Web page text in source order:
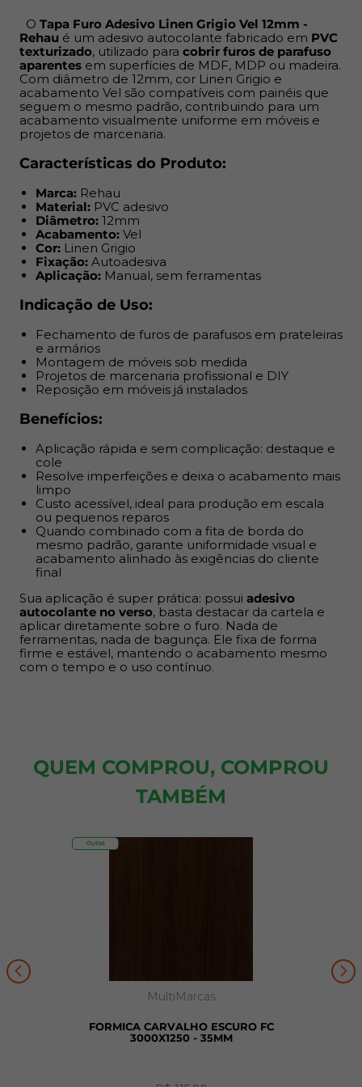
Fechamento de furos de parafusos em prateleiras e
armários
Montagem de móveis sob medida
Projetos de marcenaria profissional e DIY
Reposição em móveis já instalados
Resolve imperfeições e deixa o acabamento mais
limpo
Custo acessível, ideal para produção em escala ou
pequenos reparos
Quando combinado com a fita de borda do mesmo
alinhado às exigências do cliente final
Sua aplicação é super prática: possuiadesivo
autocolante no verso , basta destacar da cartela e
aplicar diretamente sobre o furo. Nada de ferramentas,
nada de bagunça. Ele fixa de forma firme e estável,
mantendo o acabamento mesmo com o tempo e o uso
contínuo.
O Tapa Furo Adesivo Linen Grigio Vel 12mm -
Rehau é um adesivo autocolante fabricado em PVC
texturizado, utilizado para cobrir furos de parafuso
aparentes em superfícies de MDF, MDP ou madeira.
Com diâmetro de 12mm, cor Linen Grigio e
acabamento Vel são compatíveis com painéis que
seguem o mesmo padrão, contribuindo para um
acabamento visualmente uniforme em móveis e
projetos de marcenaria.
Características do Produto:
Marca: Rehau
Material: PVC adesivo
Diâmetro: 12mm
Acabamento: Vel
Cor: Linen Grigio
Fixação: Autoadesiva
Aplicação: Manual, sem ferramentas
Indicação de Uso:
Fechamento de furos de parafusos em prateleiras
e armários
Montagem de móveis sob medida
Projetos de marcenaria profissional e DIY
Reposição em móveis já instalados
Benefícios:
Aplicação rápida e sem complicação: destaque e
cole
Resolve imperfeições e deixa o acabamento mais
limpo
Custo acessível, ideal para produção em escala
ou pequenos reparos
Quando combinado com a fita de borda do
mesmo padrão, garante uniformidade visual e
acabamento alinhado às exigências do cliente
final
Sua aplicação é super prática: possui adesivo
autocolante no verso, basta destacar da cartela e
aplicar diretamente sobre o furo. Nada de
ferramentas, nada de bagunça. Ele fixa de forma
firme e estável, mantendo o acabamento mesmo
com o tempo e o uso contínuo.
QUEM COMPROU, COMPROU
TAMBÉM
Outlet
MultiMarcas
FORMICA CARVALHO ESCURO FC
3000X1250 - 35MM